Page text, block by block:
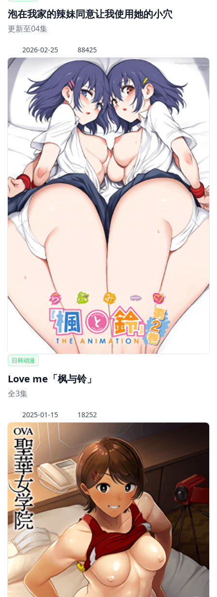
泡在我家的辣妹同意让我使用她的小穴
更新至04集
2026-02-25 88425
日韩动漫
Love me「枫与铃」
全3集
2025-01-15 18252